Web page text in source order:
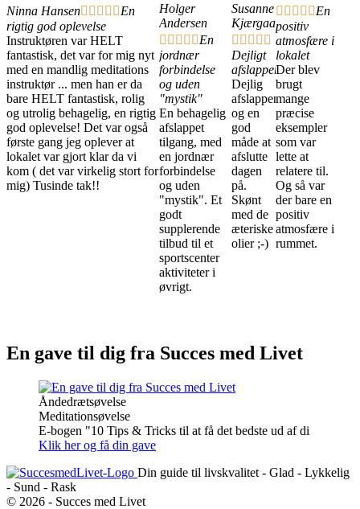
Ninna Hansen    En
rigtig god oplevelse
Instruktøren var HELT
fantastisk, det var for mig nyt
med en mandlig meditations
instruktør ... men han er da
bare HELT fantastisk, rolig
og utrolig behagelig, en rigtig
god oplevelse! Det var også
første gang jeg oplever at
lokalet var gjort klar da vi
kom ( det var virkelig stort for
mig) Tusinde tak!!
Holger
Andersen
    En
jordnær
forbindelse
og uden
"mystik"
En behagelig
afslappet
tilgang, med
en jordnær
forbindelse
og uden
"mystik". Et
godt
supplerende
tilbud til et
sportscenter
aktiviteter i
øvrigt.
Susanne
Kjærgaard
    
Dejligt
afslappende
Dejlig
afslappende
og en
god
måde at
afslutte
dagen
på.
Skønt
med de
æteriske
olier ;-)
    En
positiv
atmosfære i
lokalet
Der blev
brugt
mange
præcise
eksempler
som var
lette at
relatere til.
Og så var
der bare en
positiv
atmosfære i
rummet.
En gave til dig fra Succes med Livet
Åndedrætsøvelse
Meditationsøvelse
E-bogen "10 Tips & Tricks til at få det bedste ud af di
Klik her og få din gave
Din guide til livskvalitet - Glad - Lykkelig
- Sund - Rask
© 2026 - Succes med Livet